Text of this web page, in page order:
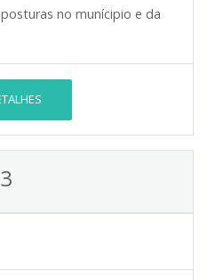
no munícipio e da